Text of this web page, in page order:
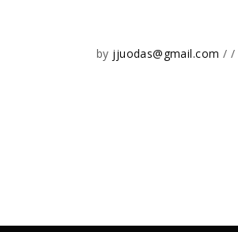
by jjuodas@gmail.com